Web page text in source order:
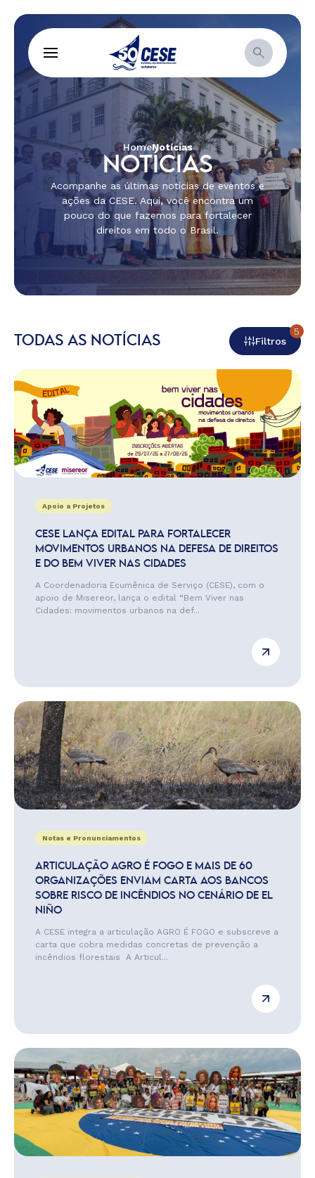
HomeNotícias
NOTÍCIAS
Acompanhe as últimas notícias de eventos e
ações da CESE. Aqui, você encontra um
pouco do que fazemos para fortalecer
direitos em todo o Brasil.
TODAS AS NOTÍCIAS Filtros
5
Apoio a Projetos
CESE LANÇA EDITAL PARA FORTALECER
MOVIMENTOS URBANOS NA DEFESA DE DIREITOS
E DO BEM VIVER NAS CIDADES
A Coordenadoria Ecumênica de Serviço (CESE), com o
apoio de Misereor, lança o edital “Bem Viver nas
Cidades: movimentos urbanos na def...
Notas e Pronunciamentos
ARTICULAÇÃO AGRO É FOGO E MAIS DE 60
ORGANIZAÇÕES ENVIAM CARTA AOS BANCOS
SOBRE RISCO DE INCÊNDIOS NO CENÁRIO DE EL
NIÑO
A CESE integra a articulação AGRO É FOGO e subscreve a
carta que cobra medidas concretas de prevenção a
incêndios florestais A Articul...